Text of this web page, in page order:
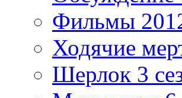
Фильмы
Ходячие
Шерлок 3